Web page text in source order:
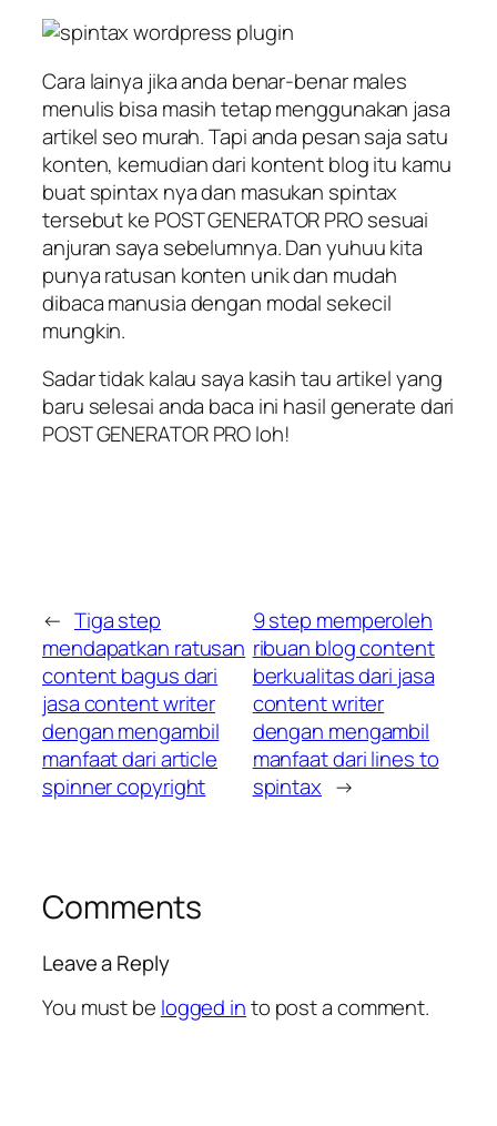
Cara lainya jika anda benar-benar males
menulis bisa masih tetap menggunakan jasa
artikel seo murah. Tapi anda pesan saja satu
konten, kemudian dari kontent blog itu kamu
buat spintax nya dan masukan spintax
tersebut ke POST GENERATOR PRO sesuai
anjuran saya sebelumnya. Dan yuhuu kita
punya ratusan konten unik dan mudah
dibaca manusia dengan modal sekecil
mungkin.
Sadar tidak kalau saya kasih tau artikel yang
baru selesai anda baca ini hasil generate dari
POST GENERATOR PRO loh!
← Tiga step
mendapatkan ratusan
content bagus dari
jasa content writer
dengan mengambil
manfaat dari article
spinner copyright
9 step memperoleh
ribuan blog content
berkualitas dari jasa
content writer
dengan mengambil
manfaat dari lines to
spintax →
Comments
Leave a Reply
You must be logged into post a comment.